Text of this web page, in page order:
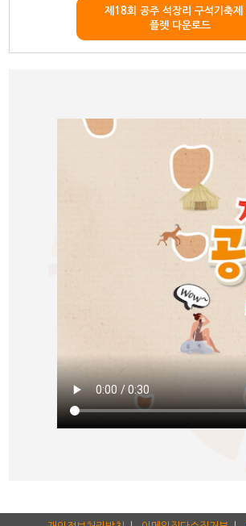
제18회 공주 석장리 구석기축제
플렛 다운로드